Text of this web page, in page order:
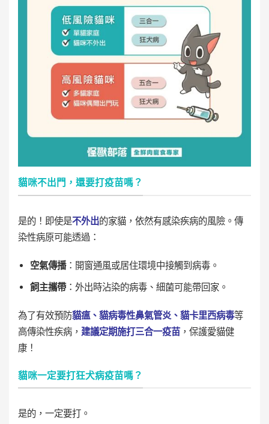
貓咪不出門，還要打疫苗嗎？
是的！即使是不外出的家貓，依然有感染疾病的風險。傳
染性病原可能透過：
空氣傳播：開窗通風或居住環境中接觸到病毒。
飼主攜帶：外出時沾染的病毒、細菌可能帶回家。
為了有效預防貓瘟、貓病毒性鼻氣管炎、貓卡里西病毒等
高傳染性疾病， 建議定期施打三合一疫苗 ，保護愛貓健
康！
貓咪一定要打狂犬病疫苗嗎？
是的，一定要打。